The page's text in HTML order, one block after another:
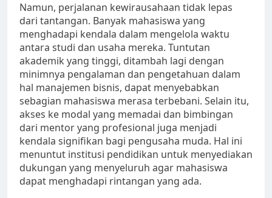
Namun, perjalanan kewirausahaan tidak lepas
dari tantangan. Banyak mahasiswa yang
menghadapi kendala dalam mengelola waktu
antara studi dan usaha mereka. Tuntutan
akademik yang tinggi, ditambah lagi dengan
minimnya pengalaman dan pengetahuan dalam
hal manajemen bisnis, dapat menyebabkan
sebagian mahasiswa merasa terbebani. Selain itu,
akses ke modal yang memadai dan bimbingan
dari mentor yang profesional juga menjadi
kendala signifikan bagi pengusaha muda. Hal ini
menuntut institusi pendidikan untuk menyediakan
dukungan yang menyeluruh agar mahasiswa
dapat menghadapi rintangan yang ada.